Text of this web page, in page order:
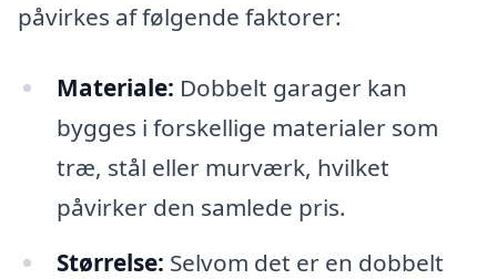
påvirkes af følgende faktorer:
Materiale: Dobbelt garager kan
bygges i forskellige materialer som
træ, stål eller murværk, hvilket
påvirker den samlede pris.
Størrelse: Selvom det er en dobbelt